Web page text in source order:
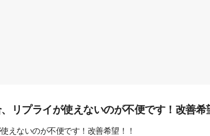
リプライが使えないのが不便です！改善希
えないのが不便です！改善希望！！